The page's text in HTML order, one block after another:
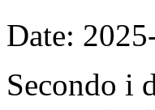
Date:
Secondo i